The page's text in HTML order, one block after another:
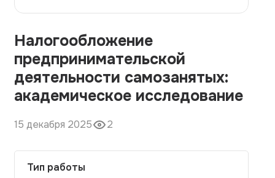
О сервисе
О компании
Наши гарантии
Порядок оплаты
Контакты
Налогообложение
предпринимательской
деятельности самозанятых:
академическое исследование
15 декабря 2025 2
Тип работы